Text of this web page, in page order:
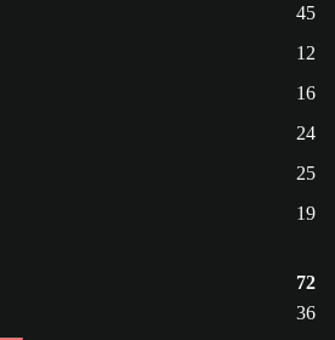
45
12
16
24
25
19
72
36